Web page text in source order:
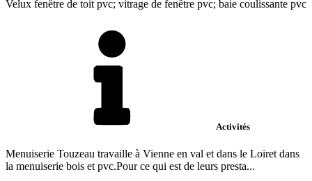
Velux fenêtre de toit pvc; vitrage de fenêtre pvc; baie coulissante pvc
Activités
Menuiserie Touzeau travaille à Vienne en val et dans le Loiret dans
la menuiserie bois et pvc.Pour ce qui est de leurs presta...